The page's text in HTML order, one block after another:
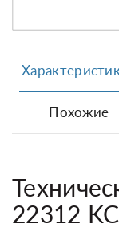
Похожие
22312